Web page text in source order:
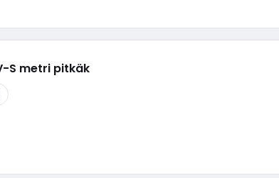
S metri pitkäk